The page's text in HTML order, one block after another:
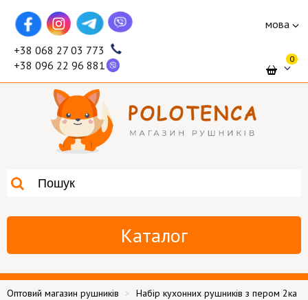
мова
+38 068 27 03 773
+38 096 22 96 881
0
Каталог
Оптовий магазин рушників Набір кухонних рушників з пером 2ка